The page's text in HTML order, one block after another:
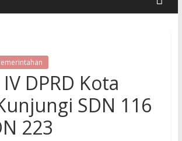
DPRD Kota
SDN 116
223